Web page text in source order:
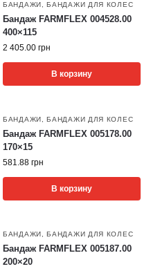
БАНДАЖИ ,БАНДАЖИ ДЛЯ КОЛЕС
Бандаж FARMFLEX 004528.00
400×115
2 405.00 грн
В корзину
БАНДАЖИ ,БАНДАЖИ ДЛЯ КОЛЕС
Бандаж FARMFLEX 005178.00
170×15
581.88 грн
В корзину
БАНДАЖИ ,БАНДАЖИ ДЛЯ КОЛЕС
Бандаж FARMFLEX 005187.00
200×20